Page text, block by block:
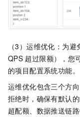
（3）运维优化：为
QPS 超过限额），您
的项目配置系统功能。
运维优化包含三个方向
拒绝时，确保有默认
超配额、数据推送链